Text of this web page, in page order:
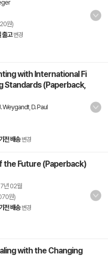
원)
출고 변경
with International Fi
Standards (Paperback,
Weygandt, D. Paul
전 배송 변경
the Future (Paperback)
년 02월
원)
전 배송 변경
with the Changing